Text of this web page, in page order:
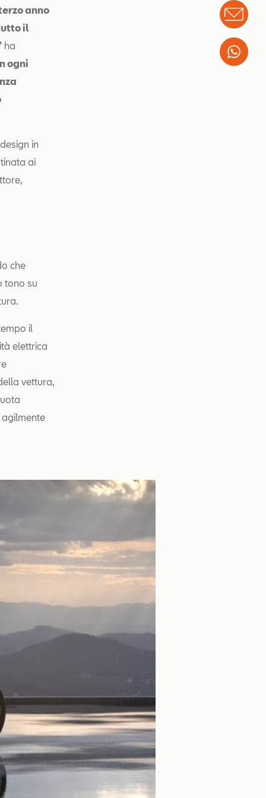
anno
il
ha
ogni
in
ai
che
tono su
il
elettrica
vettura,